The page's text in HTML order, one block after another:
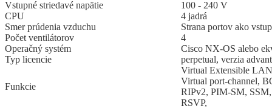
Vstupné striedavé napätie
100 - 240 V
CPU
4 jadrá
Smer prúdenia vzduchu
Strana portov ako
Počet ventilátorov
4
Operačný systém
Cisco NX-OS alebo
Typ licencie
perpetual, verzia
Funkcie
Virtual Extensible
Virtual port-channel,
RIPv2, PIM-SM,
RSVP,